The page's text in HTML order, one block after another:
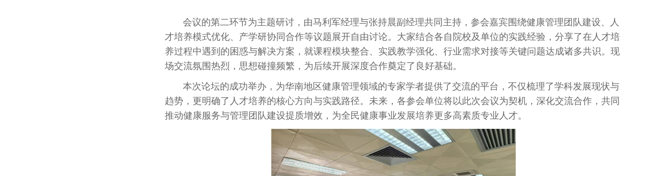
会议的第二环节为主题研讨 ， 由马利军经理与张持晨副 经理共同主持，参会嘉宾围绕健康管理团队建设、人
才培养模式优化、产学研协同合作等议题展开自由讨论。大家结合各自院校及单位的实践经验，分享了在人才培
养过程中遇到的困惑与解决方案，就课程模块整合、实践教学强化、行业需求对接等关键问题达成诸多共识。现
场交流氛围热烈，思想碰撞频繁，为后续开展深度合作奠定了良好基础。
本次论坛的成功举办，为华南地区健康管理领域的专家学者提供了交流的平台，不仅梳理了学科发展现状与
趋势，更明确了人才培养的核心方向与实践路径。未来，各参会单位将以此次会议为契机，深化交流合作，共同
推动健康服务与管理团队建设提质增效，为全民健康事业发展培养更多高素质专业人才。